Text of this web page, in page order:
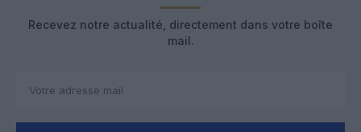
Recevez notre actualité, directement dans votre boîte
mail.